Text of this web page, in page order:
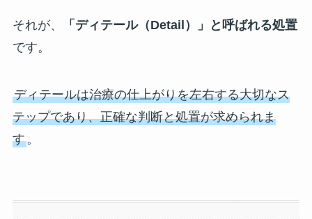
それが、
「ディテール（Detail）」と呼ばれる処置
です。
ディテールは治療の仕上がりを左右する大切なス
テップであり、正確な判断と処置が求められま
す。